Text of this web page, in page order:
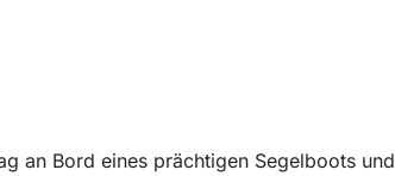
an Bord eines prächtigen Segelboots und